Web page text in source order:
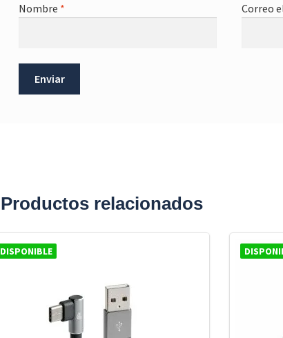
Nombre * Correo
Productos relacionados
DISPONIBLE